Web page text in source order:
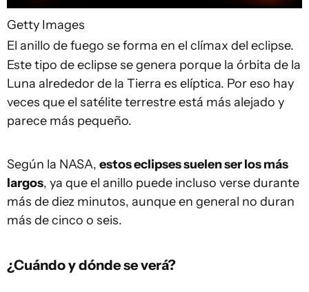
Getty Images
El anillo de fuego se forma en el clímax del eclipse.
Este tipo de eclipse se genera porque la órbita de la
Luna alrededor de la Tierra es elíptica. Por eso hay
veces que el satélite terrestre está más alejado y
parece más pequeño.
Según la NASA, estos eclipses suelen ser los más
largos, ya que el anillo puede incluso verse durante
más de diez minutos, aunque en general no duran
más de cinco o seis.
¿Cuándo y dónde se verá?